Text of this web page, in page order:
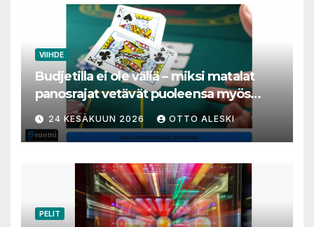
VIIHDE
Budjetilla ei ole väliä – miksi matalat
panosrajat vetävät puoleensa myös
varakkaita harrastajia
24 KESÄKUUN 2026 OTTO ALESKI
PELIT